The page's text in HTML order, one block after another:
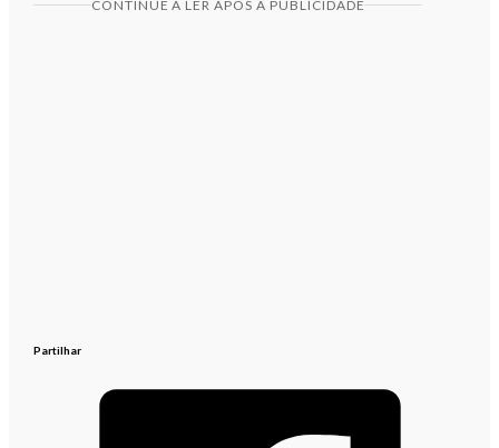
CONTINUE A LER APÓS A PUBLICIDADE
Partilhar